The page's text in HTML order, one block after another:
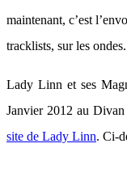
maintenant, c’est
tracklists, sur les
Lady Linn et ses
Janvier 2012 au
site de Lady Linn. Ci-